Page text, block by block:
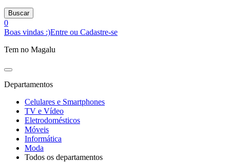
Buscar
0
Boas vindas :)Entre ou Cadastre-se
Tem no Magalu
Departamentos
Celulares e Smartphones
TV e Vídeo
Eletrodomésticos
Móveis
Informática
Moda
Todos os departamentos